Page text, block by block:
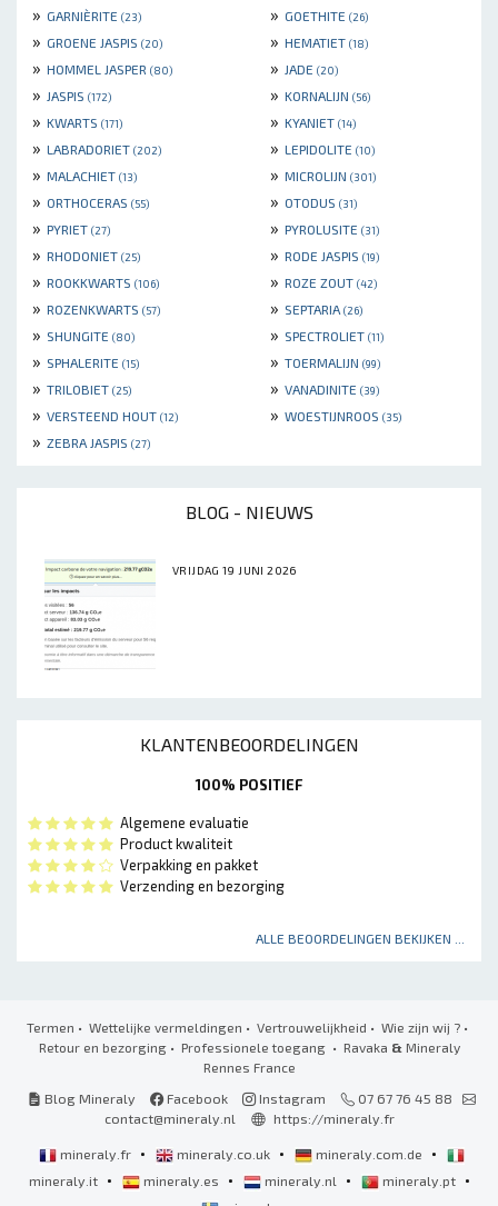
» GARNIÈRITE (23) » GOETHITE (26)
» GROENE JASPIS (20) » HEMATIET (18)
» HOMMEL JASPER (80) » JADE (20)
» JASPIS (172) » KORNALIJN (56)
» KWARTS (171) » KYANIET (14)
» LABRADORIET (202) » LEPIDOLITE (10)
» MALACHIET (13) » MICROLIJN (301)
» ORTHOCERAS (55) » OTODUS (31)
» PYRIET (27) » PYROLUSITE (31)
» RHODONIET (25) » RODE JASPIS (19)
» ROOKKWARTS (106) » ROZE ZOUT (42)
» ROZENKWARTS (57) » SEPTARIA (26)
» SHUNGITE (80) » SPECTROLIET (11)
» SPHALERITE (15) » TOERMALIJN (99)
» TRILOBIET (25) » VANADINITE (39)
» VERSTEEND HOUT (12) » WOESTIJNROOS (35)
» ZEBRA JASPIS (27)
BLOG - NIEUWS
VRIJDAG 19 JUNI 2026
KLANTENBEOORDELINGEN
100% POSITIEF
Algemene evaluatie
Product kwaliteit
Verpakking en pakket
Verzending en bezorging
ALLE BEOORDELINGEN BEKIJKEN ...
Termen • Wettelijke vermeldingen • Vertrouwelijkheid • Wie zijn wij ? •
Retour en bezorging• Professionele toegang • Ravaka & Mineraly
Rennes France
Blog Mineraly
Facebook Instagram
07 67 76 45 88
contact@mineraly.nl
https://mineraly.fr
mineraly.fr • mineraly.co.uk • mineraly.com.de •
mineraly.it • mineraly.es • mineraly.nl • mineraly.pt •